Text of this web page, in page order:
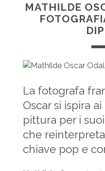
MATHILDE
La fotografa
Oscar si ispira
pittura per i
che
chiave pop e